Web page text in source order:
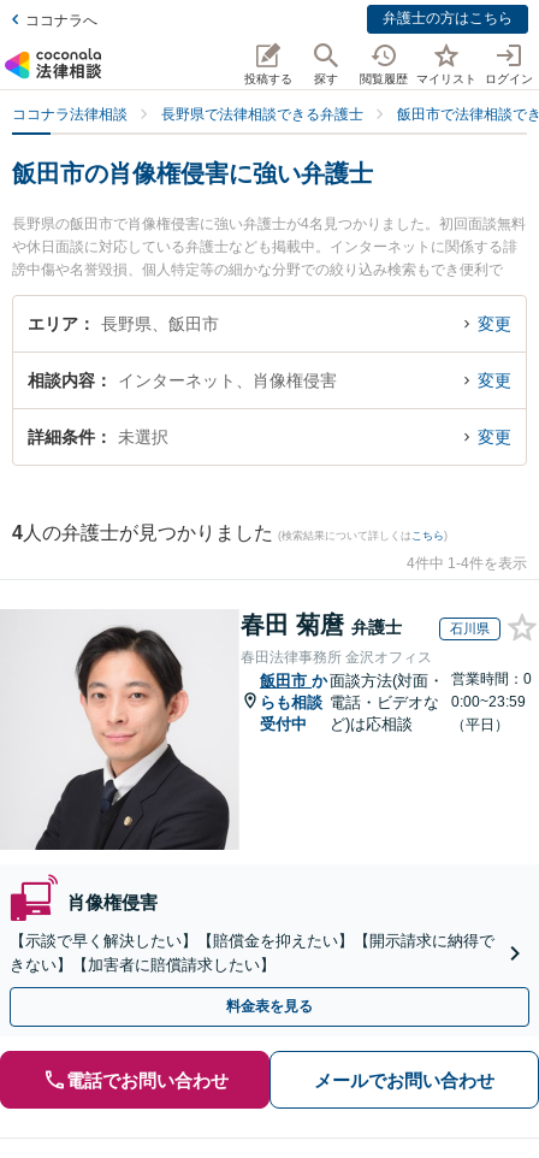
ココナラへ 弁護士の方はこちら
投稿する 探す 閲覧履歴 マイリスト ログイン
ココナラ法律相談 長野県で法律相談できる弁護士 飯田市で法律相談で
飯田市の肖像権侵害に強い弁護士
長野県の飯田市で肖像権侵害に強い弁護士が4名見つかりました。初回面談無料
や休日面談に対応している弁護士なども掲載中。インターネットに関係する誹
謗中傷や名誉毀損、個人特定等の細かな分野での絞り込み検索もでき便利で
す。特にミカタ弁護士法人 飯田事務所の下平 学弁護士やミカタ弁護士法人 飯
田事務所の佐藤 遼平弁護士、ミカタ弁護士法人 飯田事務所の髙山 乃亜弁護士
『肖像権侵害のトラブル解決の実績豊富な近くの弁護士を検索したい』『初回
相談無料で肖像権侵害を法律相談できる飯田市内の弁護士に相談予約したい』
などでお困りの相談者さんにおすすめです。
エリア 長野県、飯田市 変更
相談内容 インターネット、肖像権侵害 変更
詳細条件 未選択 変更
4 人の弁護士が見つかりました (検索結果について詳しくは こちら)
4件中 1-4件を表示
春田 菊麿 弁護士 石川県
春田法律事務所 金沢オフィス
飯田市 か
らも相談
受付中
面談方法(対面・
電話・ビデオな
ど)は応相談
営業時間：0
0:00~23:59
（平日）
肖像権侵害
【示談で早く解決したい】【賠償金を抑えたい】【開示請求に納得で
きない】【加害者に賠償請求したい】
料金表を見る
電話でお問い合わせ メールでお問い合わせ